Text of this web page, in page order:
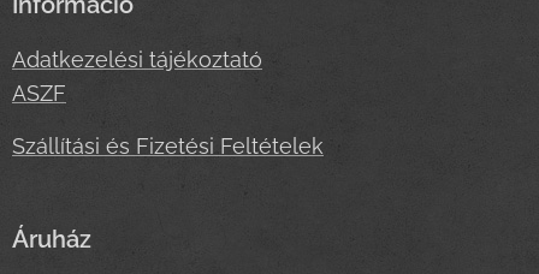
Adatkezelési tájékoztató
ASZF
Szállítási és Fizetési Feltételek
Áruház